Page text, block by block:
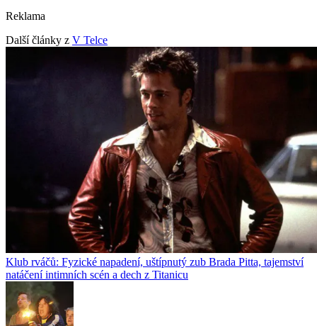
Reklama
Další články z V Telce
Klub rváčů: Fyzické napadení, uštípnutý zub Brada Pitta, tajemství
natáčení intimních scén a dech z Titanicu